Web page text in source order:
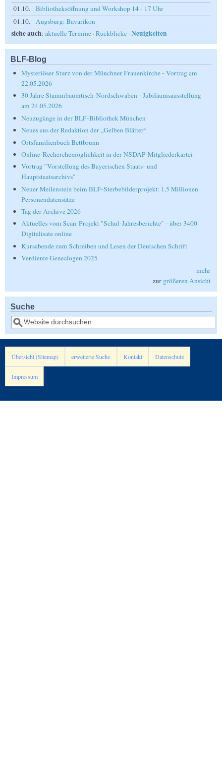
01.10.
Bibliotheksöffnung und Workshop 14 - 17 Uhr
01.10.
Augsburg: Bavarikon
siehe auch: aktuelle Termine ·Rückblicke ·Neuigkeiten
BLF-Blog
Mysteriöser Sturz von der Münchner Frauenkirche - Vortrag am
22.05.2026
30 Jahre Stammbaumtisch-Nordschwaben - Jubiläumsausstellung
am 24.05.2026
Neuzugänge in der BLF-Bibliothek München
Neues aus der Redaktion der „Gelben Blätter“
Ortsfamilienbuch Bettbrunn
Online-Recherchemöglichkeit in der NSDAP-Mitgliederkartei
Vortrag "Vorstellung des Bayerischen Staats- und
Hauptstaatsarchivs"
Neuer Meilenstein beim BLF-Sterbebilderprojekt: 1,5 Millionen
Personendatensätze
Tag der Archive 2026
Aktuelles vom Scan-Projekt "Schul-Jahresberichte" - über 3400
Digitalisate online
Kursabende zum Schreiben und Lesen der Deutschen Schrift
Verdiente Genealogen 2025
mehr
zur größeren Ansicht
Suche
Suche
Übersicht (Sitemap) erweiterte Suche Kontakt Datenschutz
Impressum